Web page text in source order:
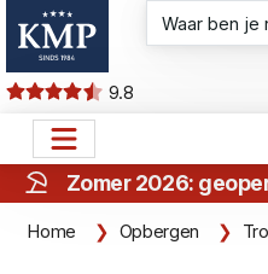
9.8
Zomer 2026:
Home Opbergen